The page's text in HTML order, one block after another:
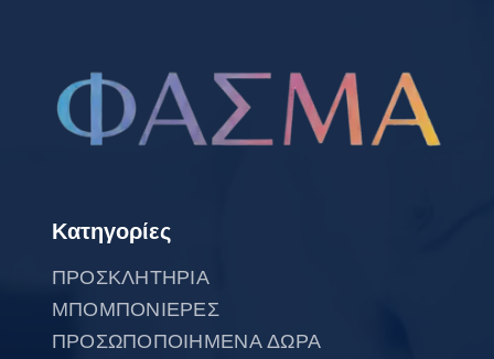
Κατηγορίες
ΠΡΟΣΚΛΗΤΗΡΙΑ
ΜΠΟΜΠΟΝΙΕΡΕΣ
ΠΡΟΣΩΠΟΠΟΙΗΜΕΝΑ ΔΩΡΑ